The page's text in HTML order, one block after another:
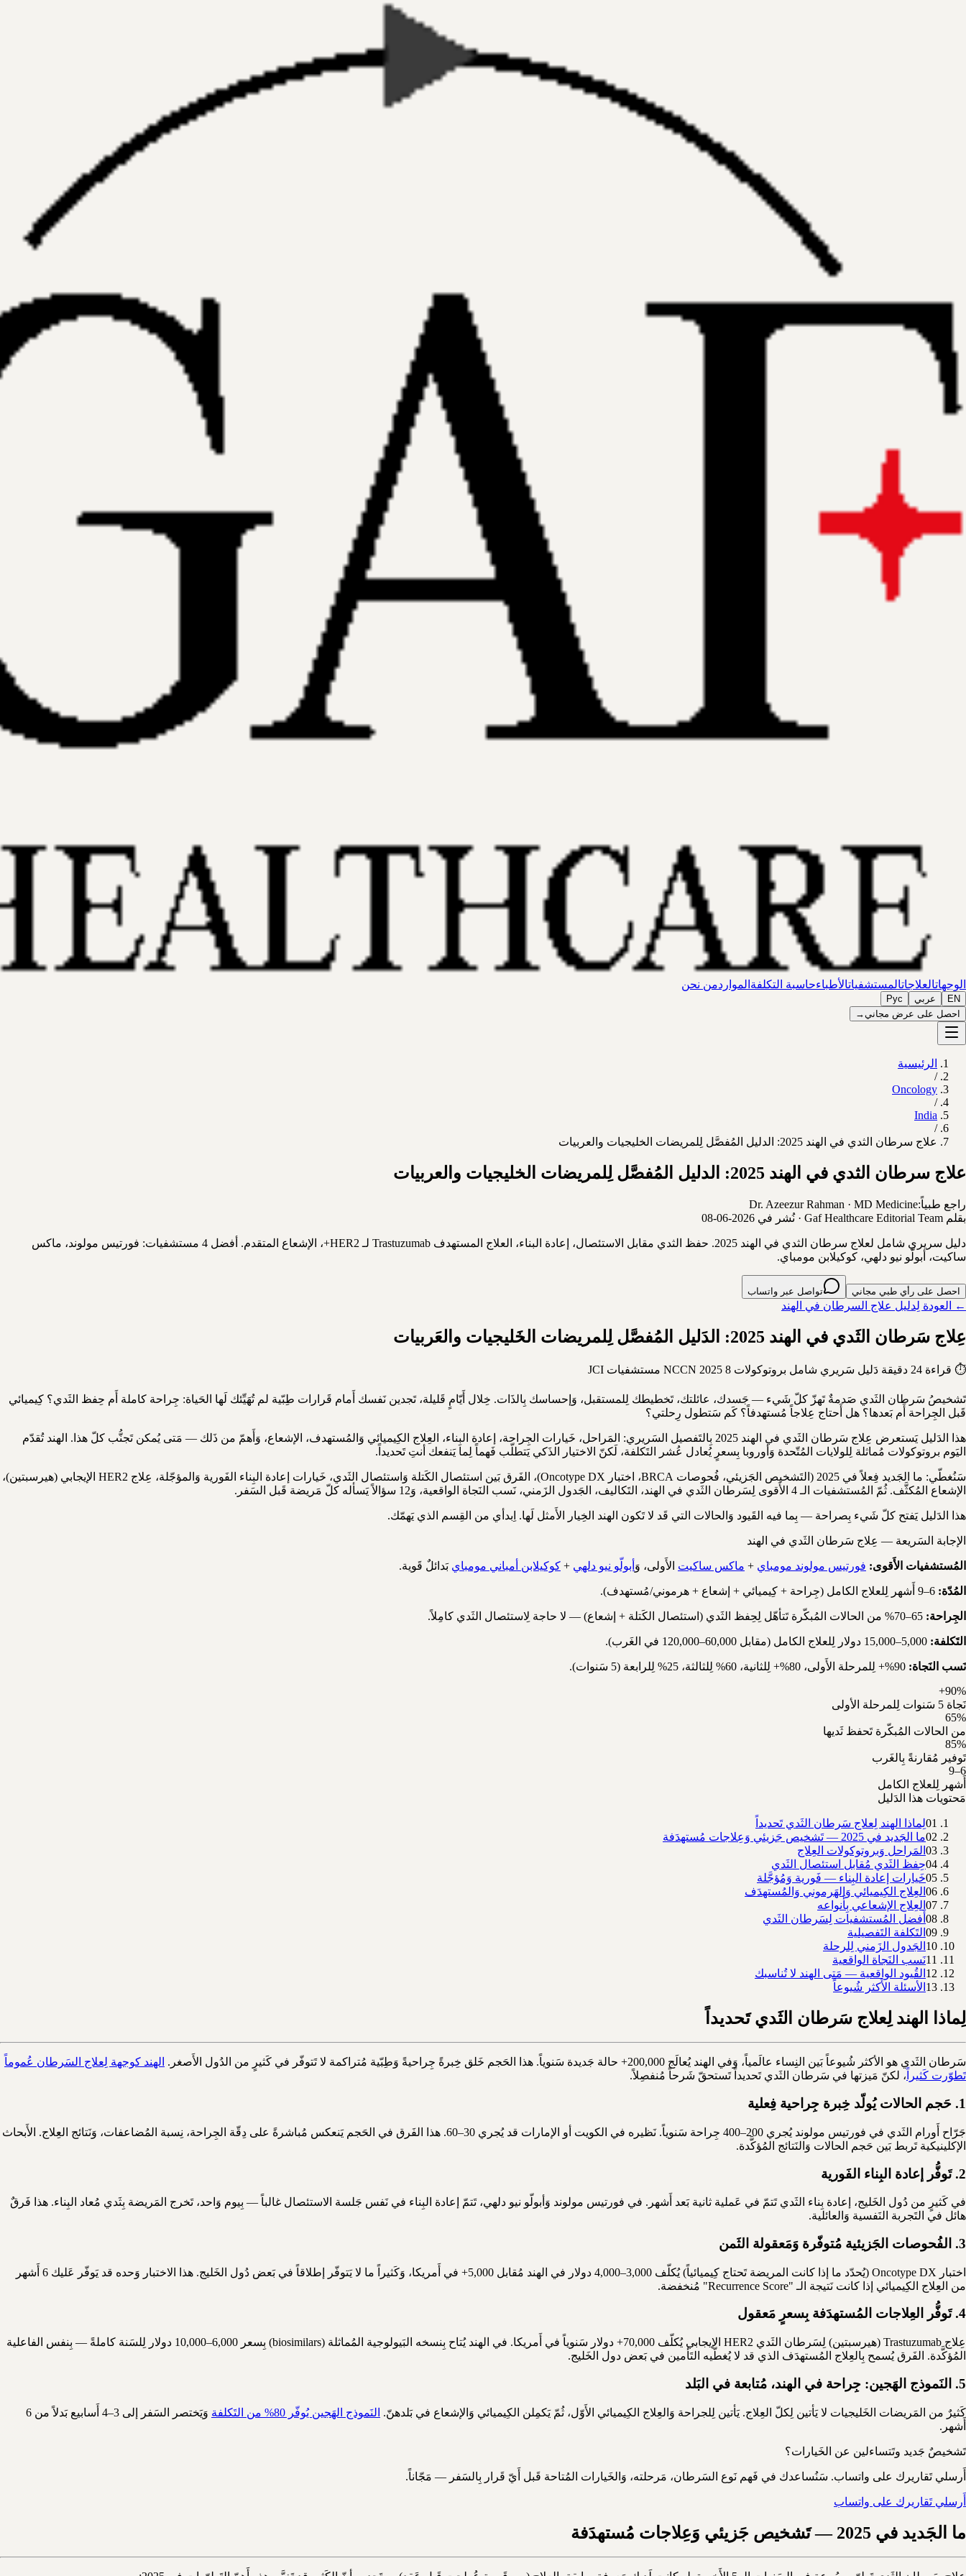
الوجهاتالعلاجاتالمستشفياتالأطباءحاسبة التكلفة المواردمن نحن
EN عربي
Рус
احصل على عرض مجاني→
الرئيسية
/
Oncology
/
India
/
علاج سرطان الثدي في الهند 2025: الدليل المُفصَّل لِلمريضات الخليجيات والعربيات
علاج سرطان الثدي في الهند 2025: الدليل المُفصَّل لِلمريضات الخليجيات والعربيات
راجع طبياً: Dr. Azeezur Rahman · MD Medicine
بقلم Gaf Healthcare Editorial Team
·نُشر في 2026-06-08
دليل سريري شامل لعلاج سرطان الثدي في الهند 2025. حفظ الثدي مقابل الاستئصال، إعادة البناء، العلاج المستهدف Trastuzumab لـ HER2+، الإشعاع المتقدم. أفضل 4 مستشفيات: فورتيس مولوند، ماكس
ساكيت، أبولّو نيو دلهي، كوكيلابن مومباي.
احصل على رأي طبي مجاني تواصل عبر واتساب
← العودة لِدليل علاج السرطان في الهند
عِلاج سَرطان الثَدي في الهند 2025: الدَليل المُفصَّل لِلمريضات الخَليجيات والعَربيات
⏱ قراءة 24 دقيقة دَليل سَريري شامل بروتوكولات NCCN 2025 8 مستشفيات JCI
تَشخيصُ سَرطان الثَدي صَدمةٌ تَهزّ كلّ شَيء — جَسدك، عائلتك، تَخطيطك لِلمستقبل، وَإحساسك بِالذَات. خِلال أَيّامٍ قَليلة، تَجدين نَفسك أَمام قَرارات طِبّية لم تُهَيِّئك لَها الحَياة: جِراحة كاملة أَم حِفظ الثَدي؟ كِيميائي
قَبل الجِراحة أَم بَعدها؟ هل أَحتاج عِلاجاً مُستهدفاً؟ كَم سَتطول رِحلتي؟
هذا الدَليل يَستعرض عِلاج سَرطان الثَدي في الهند 2025 بِالتَفصيل السَريري: المَراحل، خَيارات الجِراحة، إعادة البِناء، العِلاج الكِيميائي وَالمُستهدف، الإشعاع، وَأَهمّ من ذَلك — مَتى يُمكن تَجنُّب كلّ هذا. الهند تُقدّم
اليَوم بروتوكولات مُماثلة لِلولايات المُتّحدة وَأوروبا بِسعرٍ يُعادل عُشر التَكلفة، لَكنّ الاختيار الذَكي يَتطلّب فَهماً لِما يَنفعك أنتِ تَحديداً.
سَنُغطّي: ما الجَديد فِعلاً في 2025 (التَشخيص الجَزيئي، فُحوصات BRCA، اختبار Oncotype DX)، الفَرق بَين استئصال الكَتلة وَاستئصال الثَدي، خَيارات إعادة البِناء الفَورية وَالمؤجّلة، عِلاج HER2 الإيجابي (هيرسبتين)،
الإشعاع المُكثَّف. ثُمّ المُستشفيات الـ 4 الأَقوى لِسَرطان الثَدي في الهند، التَكاليف، الجَدول الزَمني، نَسب النَجاة الواقعية، وَ12 سؤالاً يَسأله كلّ مَريضة قَبل السَفر.
هذا الدَليل يَفتح كلّ شَيء بِصراحة — بِما فيه القَيود وَالحالات التي قَد لا تَكون الهند الخِيار الأَمثل لَها. اِبدأي من القِسم الذي يَهمّك.
الإجابة السَريعة — عِلاج سَرطان الثَدي في الهند
المُستشفيات الأَقوى: فورتيس مولوند مومباي + ماكس ساكيت الأَولى، وَ أبولّو نيو دلهي + كوكيلابن أمباني مومباي بَدائلٌ قَوية.
المُدّة:
الجِراحة:
التَكلفة:
نَسب النَجاة:
90%+
نَجاة 5 سَنوات لِلمرحلة الأولى
65%
من الحالات المُبكّرة تَحفظ ثَديها
85%
تَوفير مُقارنةً بِالغَرب
6–9
أَشهر لِلعلاج الكامل
مَحتويات هذا الدَليل
01لِماذا الهند لِعلاج سَرطان الثَدي تَحديداً
02ما الجَديد في 2025 — تَشخيص جَزيئي وَعِلاجات مُستهدَفة
03 المَراحل وَبروتوكولات العِلاج
04حِفظ الثَدي مُقابل استئصال الثَدي
05خَيارات إعادة البِناء — فَورية وَمُؤجَّلة
06 العِلاج الكِيميائي وَالهَرموني وَالمُستهدَف
07 العِلاج الإشعاعي بِأَنواعه
08 أَفضل المُستشفيات لِسَرطان الثَدي
09 التَكلفة التَفصيلية
10 الجَدول الزَمني لِلرحلة
11نَسب النَجاة الواقعية
12 القُيود الواقعية — مَتى الهند لا تُناسبك
13 الأسئلة الأَكثر شُيوعاً
لِماذا الهند لِعلاج سَرطان الثَدي تَحديداً
سَرطان الثَدي هو الأكثر شُيوعاً بَين النِساء عالَمياً، وَفي الهند يُعالَج 200,000+ حالة جَديدة سَنوياً. هذا الحَجم خَلق خِبرةً جِراحيةً وَطِبّية مُتراكمة لا تَتوفّر في كَثيرٍ من الدُول الأَصغر.
الهند كوجهة لِعلاج السَرطان عُموماً
تَطوّرت كَثيراً ، لكنّ مَيزتها في سَرطان الثَدي تَحديداً تَستحقّ شَرحاً مُنفصِلاً.
1. حَجم الحالات يُولّد خِبرة جِراحية فِعلية
جَرّاح أَورام الثَدي في فورتيس مولوند يُجري 200–400 جِراحة سَنوياً. نَظيره في الكويت أو الإمارات قد يُجري 30–60. هذا الفَرق في الحَجم يَنعكس مُباشرةً على دِقّة الجِراحة، نِسبة المُضاعفات، وَنَتائج العِلاج. الأَبحاث
الإكلينيكية تَربط بَين حَجم الحالات وَالنَتائج المُؤكَّدة.
2. تَوفُّر إعادة البِناء الفَورية
في كَثيرٍ من دُول الخَليج، إعادة بِناء الثَدي تَتمّ في عَملية ثانية بَعد أَشهر. في فورتيس مولوند وَأبولّو نيو دلهي، تَتمّ إعادة البِناء في نَفس جَلسة الاستئصال غالباً — بِيوم وَاحد، تَخرج المَريضة بِثَدي مُعاد البِناء. هذا فَرقٌ
هائل في التَجربة النَفسية وَالعائلية.
3. الفُحوصات الجَزيئية مُتوفّرة وَمَعقولة الثَمن
اختبار Oncotype DX (يُحدّد ما إذا كانت المريضة تَحتاج كِيميائياً) يُكلّف 3,000–4,000 دولار في الهند مُقابل 5,000+ في أَمريكا، وَكَثيراً ما لا يَتوفّر إطلاقاً في بَعض دُول الخَليج. هذا الاختبار وَحده قد يَوفّر عَليك 6 أَشهر
من العِلاج الكِيميائي إذا كانت نَتيجة الـ "Recurrence Score" مُنخفضة.
4. تَوفُّر العِلاجات المُستهدَفة بِسعرٍ مَعقول
عِلاج Trastuzumab (هيرسبتين) لِسَرطان الثَدي HER2 الإيجابي يُكلّف 70,000+ دولار سَنوياً في أَمريكا. في الهند يُتاح بِنسخه البَيولوجية المُماثلة (biosimilars) بِسعر 6,000–10,000 دولار لِلسَنة كاملةً — بِنفس الفاعلية
المُؤكَّدة. الفَرق يُسمح بِالعِلاج المُستهدَف الذي قد لا يُغطّيه التَأمين في بَعض دول الخَليج.
5. النَموذج الهَجين: جِراحة في الهند، مُتابعة في البَلد
كَثيرٌ من المَريضات الخَليجيات لا يَأتين لِكلّ العِلاج. يَأتين لِلجراحة وَالعِلاج الكِيميائي الأَوّل، ثُمّ يَكمِلن الكِيميائي وَالإشعاع في بَلدهنّ. النَموذج الهَجين يُوفّر 80% من التَكلفة
وَيَختصر السَفر إلى 3–4 أَسابيع بَدلاً من 6
أَشهر.
تَشخيصٌ جَديد وتَتساءلين عن الخَيارات؟
أَرسلي تَقاريرك على واتساب. سَنُساعدك في فَهم نَوع السَرطان، مَرحلته، وَالخَيارات المُتاحة قَبل أَيّ قَرار بِالسَفر — مَجّاناً.
أَرسلي تَقاريرك على واتساب
ما الجَديد في 2025 — تَشخيص جَزيئي وَعِلاجات مُستهدَفة